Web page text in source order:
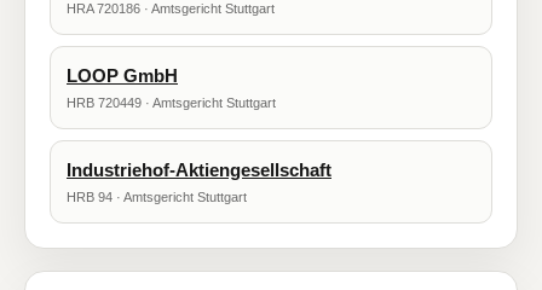
HRA 720186 · Amtsgericht Stuttgart
LOOP GmbH
HRB 720449 · Amtsgericht Stuttgart
Industriehof-Aktiengesellschaft
HRB 94 · Amtsgericht Stuttgart